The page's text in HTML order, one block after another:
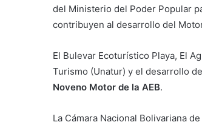
del Ministerio del Poder Popular
contribuyen al desarrollo del
El Bulevar Ecoturístico Playa, El
Turismo (Unatur) y el desarrollo
Noveno Motor de la AEB.
La Cámara Nacional Bolivariana